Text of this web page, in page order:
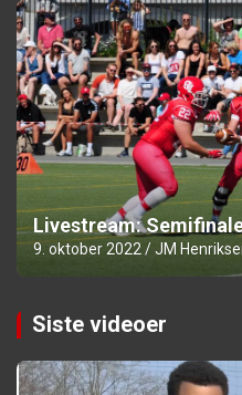
Livestream:
9. oktober 2022 JM
Siste videoer